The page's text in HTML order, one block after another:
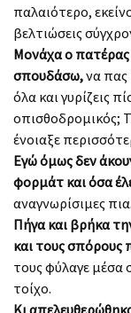
παλαιότερο,
βελτιώσεις
Μονάχα ο πατέρας
σπουδάσω,να πας
όλα και γυρίζεις
οπισθοδρομικός;
ένοιαξε
Εγώ όμως δεν
φορμάτ και όσα
αναγνωρίσιμες
Πήγα και βρήκα
και τους σπόρους
τους φύλαγε μέσα
τοίχο.
Κι